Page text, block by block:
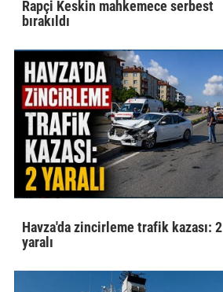
Rapçi Keskin mahkemece serbest
bırakıldı
Havza'da zincirleme trafik kazası: 2
yaralı